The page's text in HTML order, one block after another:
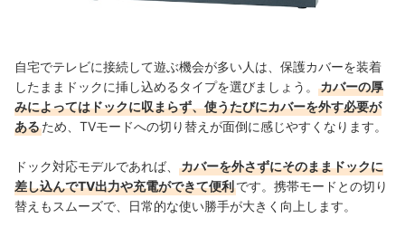
自宅でテレビに接続して遊ぶ機会が多い人は、保護カバーを装着
したままドックに挿し込めるタイプを選びましょう。
カバーの厚
みによってはドックに収まらず、使うたびにカバーを外す必要が
あるため、TVモードへの切り替えが面倒に感じやすくなります。
ドック対応モデルであれば、
カバーを外さずにそのままドックに
差し込んでTV出力や充電ができて便利です。携帯モードとの切り
替えもスムーズで、日常的な使い勝手が大きく向上します。